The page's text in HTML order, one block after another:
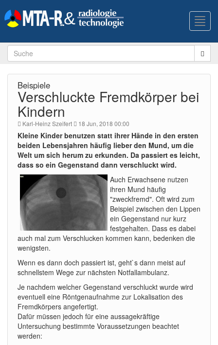
Beispiele
Verschluckte Fremdkörper bei
Kindern
Karl-Heinz Szeifert 18 Jun, 2018 00:00
Kleine Kinder benutzen statt ihrer Hände in den ersten
beiden Lebensjahren häufig lieber den Mund, um die
Welt um sich herum zu erkunden. Da passiert es leicht,
dass so ein Gegenstand dann verschluckt wird.
Auch Erwachsene nutzen
ihren Mund häufig
"zweckfremd". Oft wird zum
Beispiel zwischen den Lippen
ein Gegenstand nur kurz
festgehalten. Dass es dabei
auch mal zum Verschlucken kommen kann, bedenken die
wenigsten.
Wenn es dann doch passiert ist, geht`s dann meist auf
schnellstem Wege zur nächsten Notfallambulanz.
Je nachdem welcher Gegenstand verschluckt wurde wird
eventuell eine Röntgenaufnahme zur Lokalisation des
Fremdkörpers angefertigt.
Dafür müssen jedoch für eine aussagekräftige
Untersuchung bestimmte Voraussetzungen beachtet
werden: